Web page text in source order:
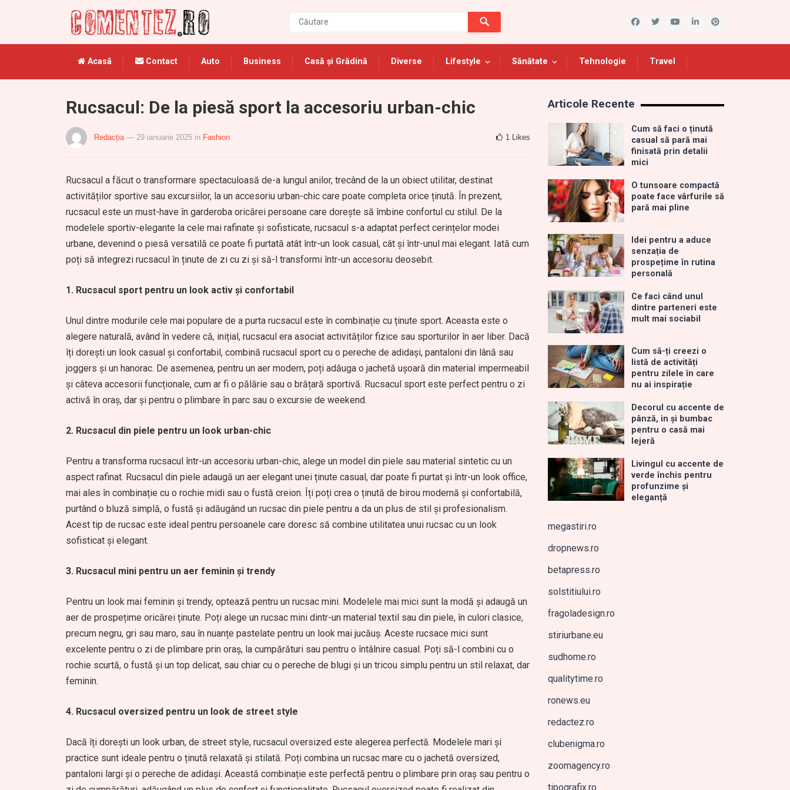
Acasă Contact Auto Business Casă și Grădină Diverse Lifestyle Sănătate Tehnologie Travel
Rucsacul: De la piesă sport la accesoriu urban-chic
Redacția — 29 ianuarie 2025 in Fashion 1 Likes
Rucsacul a făcut o transformare spectaculoasă de-a lungul anilor, trecând de la un obiect utilitar, destinat
activităților sportive sau excursiilor, la un accesoriu urban-chic care poate completa orice ținută. În prezent,
rucsacul este un must-have în garderoba oricărei persoane care dorește să îmbine confortul cu stilul. De la
modelele sportiv-elegante la cele mai rafinate și sofisticate, rucsacul s-a adaptat perfect cerințelor modei
urbane, devenind o piesă versatilă ce poate fi purtată atât într-un look casual, cât și într-unul mai elegant. Iată cum
poți să integrezi rucsacul în ținute de zi cu zi și să-l transformi într-un accesoriu deosebit.
1. Rucsacul sport pentru un look activ și confortabil
Unul dintre modurile cele mai populare de a purta rucsacul este în combinație cu ținute sport. Aceasta este o
alegere naturală, având în vedere că, inițial, rucsacul era asociat activităților fizice sau sporturilor în aer liber. Dacă
îți dorești un look casual și confortabil, combină rucsacul sport cu o pereche de adidași, pantaloni din lână sau
joggers și un hanorac. De asemenea, pentru un aer modern, poți adăuga o jachetă ușoară din material impermeabil
și câteva accesorii funcționale, cum ar fi o pălărie sau o brățară sportivă. Rucsacul sport este perfect pentru o zi
activă în oraș, dar și pentru o plimbare în parc sau o excursie de weekend.
2. Rucsacul din piele pentru un look urban-chic
Pentru a transforma rucsacul într-un accesoriu urban-chic, alege un model din piele sau material sintetic cu un
aspect rafinat. Rucsacul din piele adaugă un aer elegant unei ținute casual, dar poate fi purtat și într-un look office,
mai ales în combinație cu o rochie midi sau o fustă creion. Îți poți crea o ținută de birou modernă și confortabilă,
purtând o bluză simplă, o fustă și adăugând un rucsac din piele pentru a da un plus de stil și profesionalism.
Acest tip de rucsac este ideal pentru persoanele care doresc să combine utilitatea unui rucsac cu un look
sofisticat și elegant.
3. Rucsacul mini pentru un aer feminin și trendy
Pentru un look mai feminin și trendy, optează pentru un rucsac mini. Modelele mai mici sunt la modă și adaugă un
aer de prospețime oricărei ținute. Poți alege un rucsac mini dintr-un material textil sau din piele, în culori clasice,
precum negru, gri sau maro, sau în nuanțe pastelate pentru un look mai jucăuș. Aceste rucsace mici sunt
excelente pentru o zi de plimbare prin oraș, la cumpărături sau pentru o întâlnire casual. Poți să-l combini cu o
rochie scurtă, o fustă și un top delicat, sau chiar cu o pereche de blugi și un tricou simplu pentru un stil relaxat, dar
feminin.
4. Rucsacul oversized pentru un look de street style
Dacă îți dorești un look urban, de street style, rucsacul oversized este alegerea perfectă. Modelele mari și
practice sunt ideale pentru o ținută relaxată și stilată. Poți combina un rucsac mare cu o jachetă oversized,
pantaloni largi și o pereche de adidași. Această combinație este perfectă pentru o plimbare prin oraș sau pentru o
Articole Recente
Cum să faci o ținută
casual să pară mai
finisată prin detalii
mici
O tunsoare compactă
poate face vârfurile să
pară mai pline
Idei pentru a aduce
senzația de
prospețime în rutina
personală
Ce faci când unul
dintre parteneri este
mult mai sociabil
Cum să-ți creezi o
listă de activități
pentru zilele în care
nu ai inspirație
Decorul cu accente de
pânză, in și bumbac
pentru o casă mai
lejeră
Livingul cu accente de
verde închis pentru
profunzime și
eleganță
megastiri.ro
dropnews.ro
betapress.ro
solstitiului.ro
fragoladesign.ro
stiriurbane.eu
sudhome.ro
qualitytime.ro
ronews.eu
redactez.ro
clubenigma.ro
zoomagency.ro
tipografix.ro